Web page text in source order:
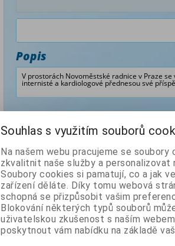
Popis
V prostorách Novoměstské radnice v Praze
internisté a kardiologové přednesou své
současné klin. trendy XXIII
Autor: Widimský Jiří
Souhlas s využitím souborů
Na našem webu pracujeme se
zkvalitnit naše služby a personalizovat
Soubory cookies si pamatují, co a jak
zařízení děláte. Díky tomu webová
schopná se přizpůsobit vašim
Blokování některých typů souborů
uživatelskou zkušenost s naším
poskytnout vám nabídku na základě